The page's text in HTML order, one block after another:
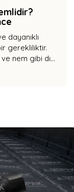
dayanıklı
gerekliliktir.
nem gibi dış
zarar